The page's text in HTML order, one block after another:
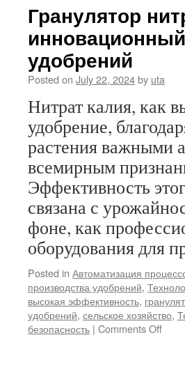
хозяйстве:
Дисковые
грануляторы
–
революция
в
эффективности
производства
удобрений
Гранулятор
удобрений
Posted on July 22, 2024by uta
Нитрат калия, как
удобрение,
растения важными
всемирным
Эффективность
связана с
фоне, как
оборудования для
Posted in Автоматизация
производства удобрений,
высокая эффективность,
удобрений, сельское хозяйство,
безопасность | Comments Offon